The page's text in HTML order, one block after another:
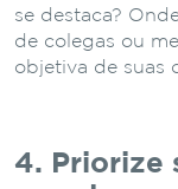
se destaca?
de colegas ou
objetiva de suas
4. Priorize